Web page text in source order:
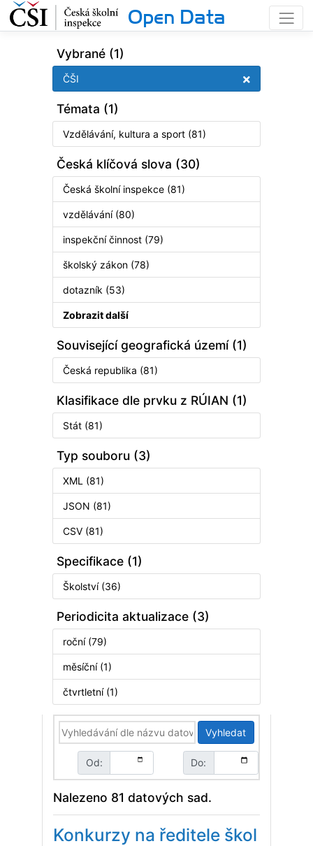
Open Data
Vybrané (1)
ČŠI
Témata (1)
Vzdělávání, kultura a sport (81)
Česká klíčová slova (30)
Česká školní inspekce (81)
vzdělávání (80)
inspekční činnost (79)
školský zákon (78)
dotazník (53)
Zobrazit další
Související geografická území (1)
Česká republika (81)
Klasifikace dle prvku z RÚIAN (1)
Stát (81)
Typ souboru (3)
XML (81)
JSON (81)
CSV (81)
Specifikace (1)
Školství (36)
Periodicita aktualizace (3)
roční (79)
měsíční (1)
čtvrtletní (1)
Vyhledat
Od: Do:
Nalezeno 81 datových sad.
Konkurzy na ředitele škol